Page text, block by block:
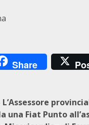
Share
L’Assessore
una Fiat Punto